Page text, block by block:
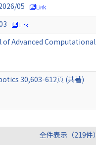
05
of Advanced Computational
30,603-612頁 (共著)
全件表示（219件）